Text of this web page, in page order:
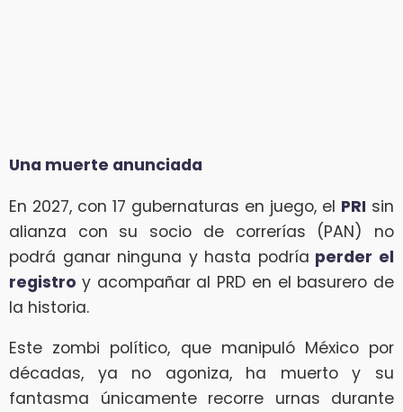
Una muerte anunciada
En 2027, con 17 gubernaturas en juego, el PRI sin
alianza con su socio de correrías (PAN) no
podrá ganar ninguna y hasta podría perder el
registro y acompañar al PRD en el basurero de
la historia.
Este zombi político, que manipuló México por
décadas, ya no agoniza, ha muerto y su
fantasma únicamente recorre urnas durante